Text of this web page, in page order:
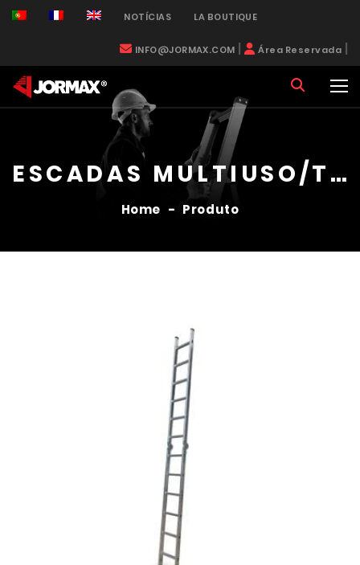
NOTÍCIAS LA BOUTIQUE
INFO@JORMAX.COM | Área Reservada
ESCADAS MULTIUSO/TELECÓSPICAS
Home - Produto